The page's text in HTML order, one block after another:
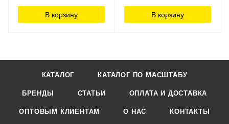
В корзину В корзину
КАТАЛОГ КАТАЛОГ ПО МАСШТАБУ
БРЕНДЫ СТАТЬИ ОПЛАТА И ДОСТАВКА
ОПТОВЫМ КЛИЕНТАМ О НАС КОНТАКТЫ